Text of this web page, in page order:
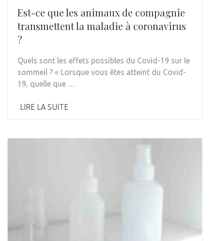
Est-ce que les animaux de compagnie
transmettent la maladie à coronavirus
?
Quels sont les effets possibles du Covid-19 sur le
sommeil ? « Lorsque vous êtes atteint du Covid-
19, quelle que …
LIRE LA SUITE